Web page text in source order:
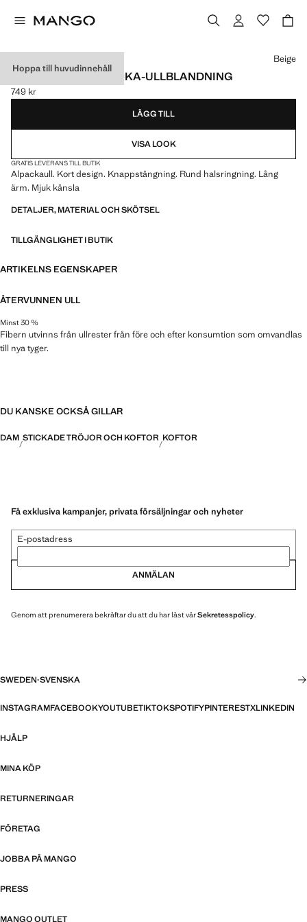
Hoppa till huvudinnehåll
KORT KOFTA I ALPACKA-ULLBLANDNING
Gällande pris [749 kr ]
749 kr
Välj en färg
Beige
LÄGG TILL
VISA LOOK
GRATIS LEVERANS TILL BUTIK
Alpackaull. Kort design. Knappstängning. Rund halsringning. Lång
ärm. Mjuk känsla
DETALJER, MATERIAL OCH SKÖTSEL
TILLGÄNGLIGHET I BUTIK
ARTIKELNS EGENSKAPER
ÅTERVUNNEN ULL
Minst 30 %
Fibern utvinns från ullrester från före och efter konsumtion som omvandlas
till nya tyger.
DU KANSKE OCKSÅ GILLAR
DAM STICKADE TRÖJOR OCH KOFTOR KOFTOR
Få exklusiva kampanjer, privata försäljningar och nyheter
E-postadress
ANMÄLAN
Genom att prenumerera bekräftar du att du har läst vårSekretesspolicy.
SWEDEN·SVENSKA
INSTAGRAMFACEBOOKYOUTUBETIKTOKSPOTIFYPINTERESTXLINKEDIN
HJÄLP
MINA KÖP
RETURNERINGAR
FÖRETAG
JOBBA PÅ MANGO
PRESS
MANGO OUTLET